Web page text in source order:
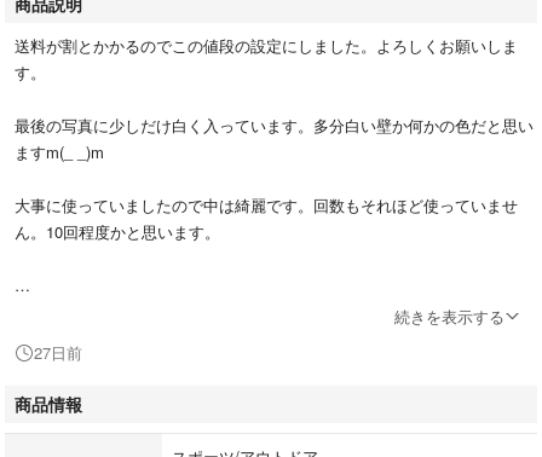
送料が割とかかるのでこの値段の設定にしました。よろしくお願いしま
す。
最後の写真に少しだけ白く入っています。多分白い壁か何かの色だと思い
ますm(_ _)m
大事に使っていましたので中は綺麗です。回数もそれほど使っていませ
ん。10回程度かと思います。
ナダルファン必見！バボラ「ピュアアエロ ラファ」の限定ラケットバッ
購入後、短期間のみ使用し保管しておりました。
【おすすめポイント】
• 圧倒的なデザイン性： イエロー×パープルのラファカラー。
続きを表示する
27日前
商品情報